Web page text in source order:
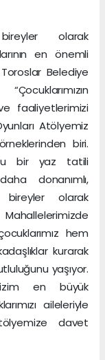
olarak
en önemli
Belediye
faaliyetlerimizi
Atölyemiz
biri.
bir yaz tatili
donanımlı,
olarak
hem
kurarak
yaşıyor.
en büyük
aileleriyle
davet